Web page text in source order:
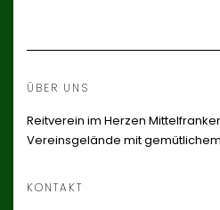
ÜBER UNS
Reitverein im Herzen
Vereinsgelände mit
KONTAKT